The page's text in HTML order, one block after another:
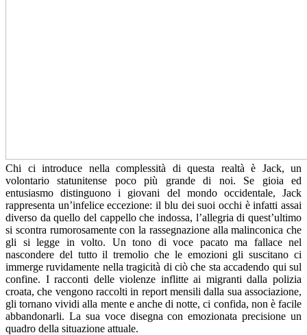
Chi ci introduce nella complessità di questa realtà è Jack, un
volontario statunitense poco più grande di noi. Se gioia ed
entusiasmo distinguono i giovani del mondo occidentale, Jack
rappresenta un’infelice eccezione: il blu dei suoi occhi è infatti assai
diverso da quello del cappello che indossa, l’allegria di quest’ultimo
si scontra rumorosamente con la rassegnazione alla malinconica che
gli si legge in volto. Un tono di voce pacato ma fallace nel
nascondere del tutto il tremolio che le emozioni gli suscitano ci
immerge ruvidamente nella tragicità di ciò che sta accadendo qui sul
confine. I racconti delle violenze inflitte ai migranti dalla polizia
croata, che vengono raccolti in report mensili dalla sua associazione,
gli tornano vividi alla mente e anche di notte, ci confida, non è facile
abbandonarli. La sua voce disegna con emozionata precisione un
quadro della situazione attuale.